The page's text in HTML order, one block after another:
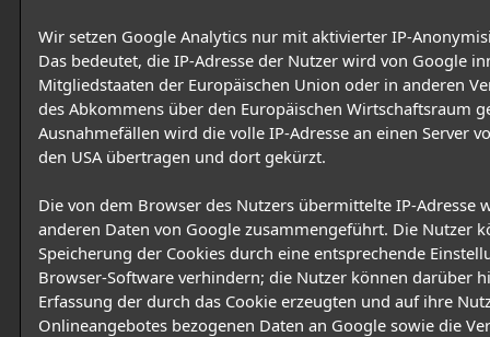
Wir setzen Google Analytics nur mit aktivierter IP-
Das bedeutet, die IP-Adresse der Nutzer wird von Google
Mitgliedstaaten der Europäischen Union oder in anderen
des Abkommens über den Europäischen Wirtschaftsraum
Ausnahmefällen wird die volle IP-Adresse an einen Server
den USA übertragen und dort gekürzt.
Die von dem Browser des Nutzers übermittelte IP-Adresse
anderen Daten von Google zusammengeführt. Die Nutzer
Speicherung der Cookies durch eine entsprechende
Browser-Software verhindern; die Nutzer können darüber
Erfassung der durch das Cookie erzeugten und auf ihre
Onlineangebotes bezogenen Daten an Google sowie die